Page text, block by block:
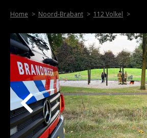
Home Noord-Brabant 112 Volkel